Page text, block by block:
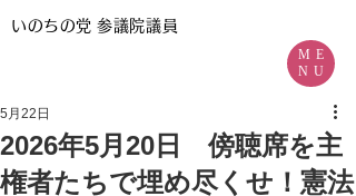
いのちの党参議院議員
ME
NU
2026年5月20日 傍聴席を主
権者たちで埋め尽くせ！憲法
5月22日